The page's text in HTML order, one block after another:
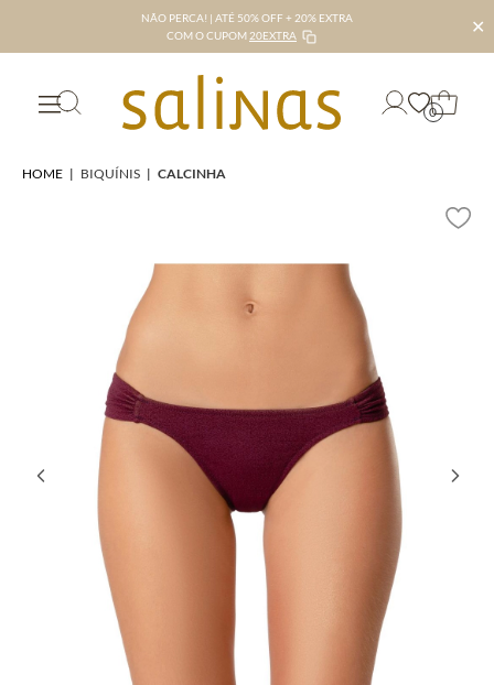
NÃO PERCA! | ATÉ 50% OFF + 20% EXTRA
COM O CUPOM 20EXTRA ✕
0
HOME | BIQUÍNIS | CALCINHA